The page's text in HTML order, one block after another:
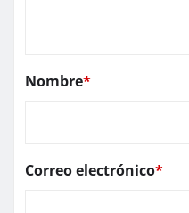
Nombre*
Correo electrónico*